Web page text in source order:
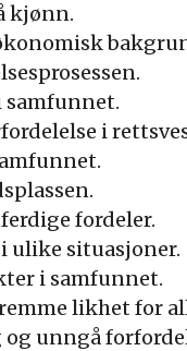
kjønn.
samfunnet.
i
fordeler.
ulike situasjoner.
i samfunnet.
likhet for
unngå